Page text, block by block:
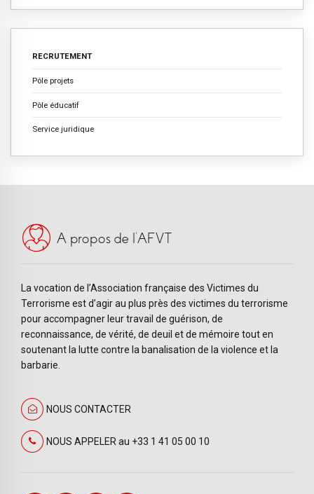
RECRUTEMENT
Pôle projets
Pôle éducatif
Service juridique
A propos de l’AFVT
La vocation de l’Association française des Victimes du
Terrorisme est d’agir au plus près des victimes du terrorisme
pour accompagner leur travail de guérison, de
reconnaissance, de vérité, de deuil et de mémoire tout en
soutenant la lutte contre la banalisation de la violence et la
barbarie.
NOUS CONTACTER
NOUS APPELER au +33 1 41 05 00 10